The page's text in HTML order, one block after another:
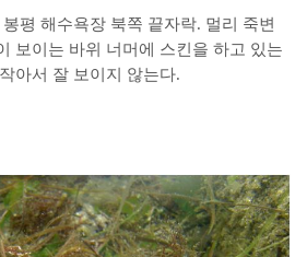
평 해수욕장 북쪽 끝자락. 멀리 죽변
보이는 바위 너머에 스킨을 하고 있는
아서 잘 보이지 않는다.